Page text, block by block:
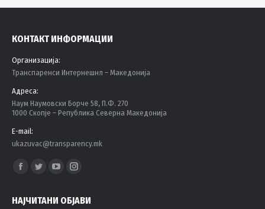
КОНТАКТ ИНФОРМАЦИИ
Организација:
Tранспаренси Интернешнл – Македонија
Адреса:
Наум Наумовски Борче 58, П.Ф. 270
1000 Скопје – Република Северна Македонија
E-mail:
ukazuvac@transparency.mk
Find us on:
Facebook
opens
Twitter
opens
YouTube
opens
Instagram
opens
НАЈЧИТАНИ ОБЈАВИ